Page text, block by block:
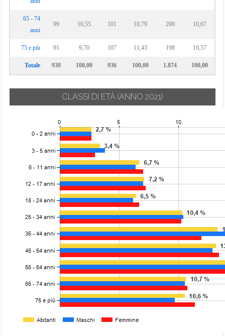
65 - 74
anni
99 10,55 101 10,79 200 10,67
75 e più 91 9,70 107 11,43 198 10,57
Totale 938 100,00 936 100,00 1.874 100,00
CLASSI DI ETÀ (ANNO 2021)